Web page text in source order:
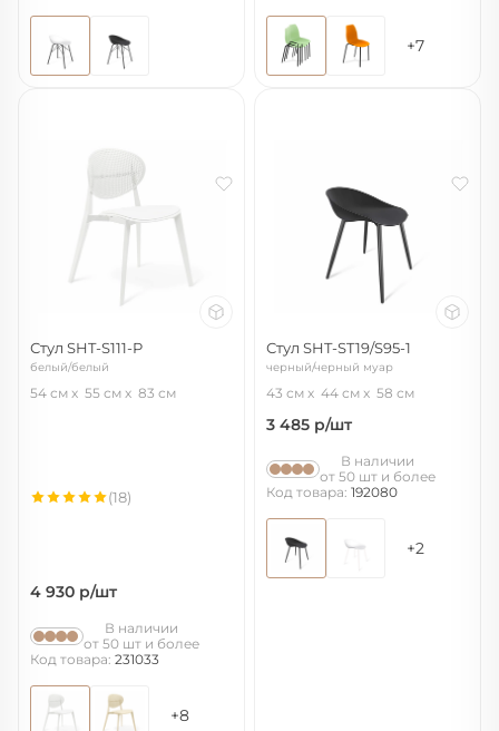
+7
Стул SHT-S111-P
белый/белый
54 см 55 см 83 см
4 930 р/шт
(18)
В наличии
от 50 шт и более
Код товара: 231033
+8
Стул SHT-ST19/S95-1
черный/черный муар
43 см 44 см 58 см
3 485 р/шт
В наличии
от 50 шт и более
Код товара: 192080
+2